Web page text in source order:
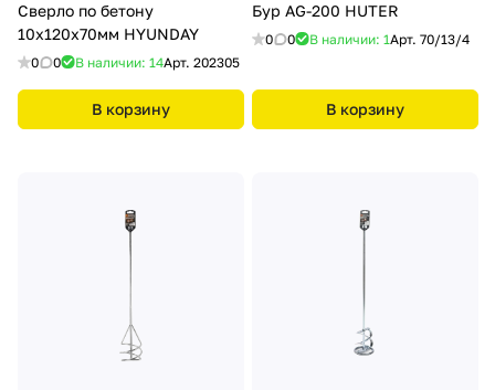
Сверло по бетону
10х120х70мм HYUNDAY
0 0 В наличии: 14Арт. 202305
В корзину
Бур AG-200 HUTER
0 0 В наличии: 1Арт. 70/13/4
В корзину